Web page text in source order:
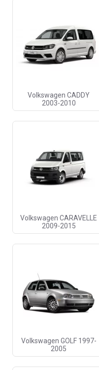
Volkswagen CADDY
2003-2010
Volkswagen CARAVELLE
2009-2015
Volkswagen GOLF 1997-
2005